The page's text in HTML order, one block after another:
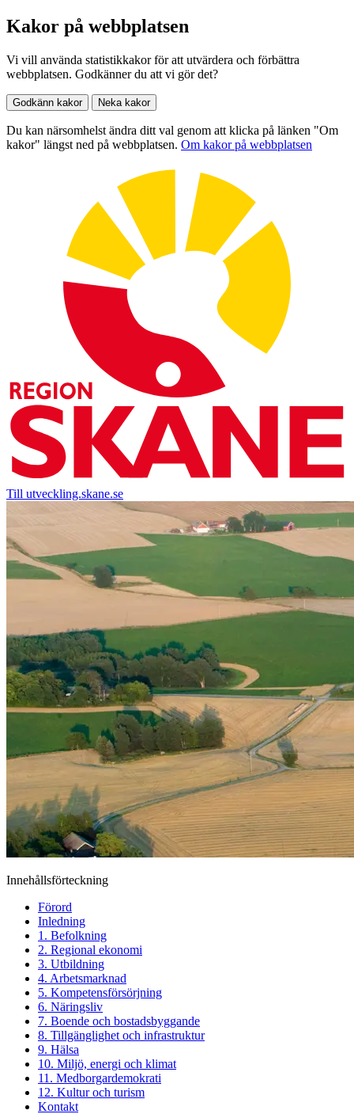
Kakor på webbplatsen
Vi vill använda statistikkakor för att utvärdera och förbättra
webbplatsen. Godkänner du att vi gör det?
Godkänn kakor Neka kakor
Du kan närsomhelst ändra ditt val genom att klicka på länken "Om
kakor" längst ned på webbplatsen. Om kakor på webbplatsen
Till utveckling.skane.se
Innehållsförteckning
Förord
Inledning
1. Befolkning
2. Regional ekonomi
3. Utbildning
4. Arbetsmarknad
5. Kompetensförsörjning
6. Näringsliv
7. Boende och bostadsbyggande
8. Tillgänglighet och infrastruktur
9. Hälsa
10. Miljö, energi och klimat
11. Medborgardemokrati
12. Kultur och turism
Kontakt